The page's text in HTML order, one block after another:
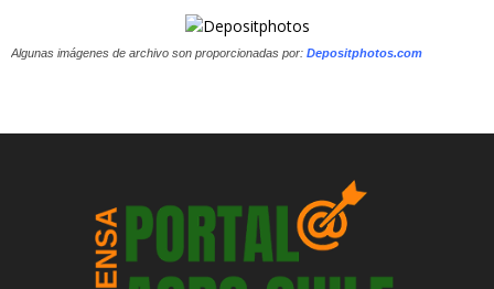
Algunas imágenes de archivo son proporcionadas por: Depositphotos.com